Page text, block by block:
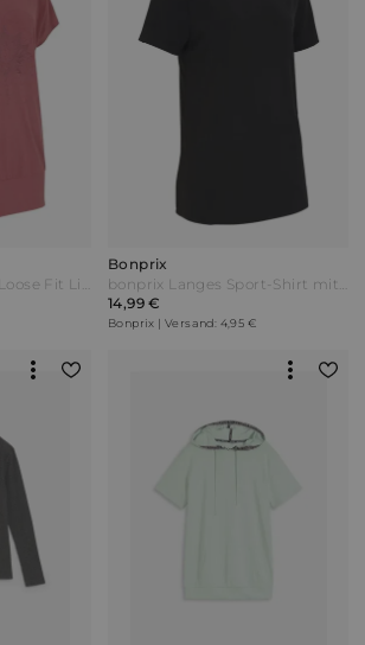
bonprix Sport-Shirt Loose Fit Lila
Bonprix
bonprix Langes Sport-Shirt mit Rückenausschnitt Schwarz
14,99 €
Bonprix | Versand: 4,95 €